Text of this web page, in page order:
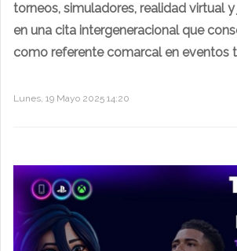
torneos, simuladores, realidad virtual
en una cita intergeneracional que
como referente comarcal en eventos
Lunes, 19 Mayo 2025 14:20